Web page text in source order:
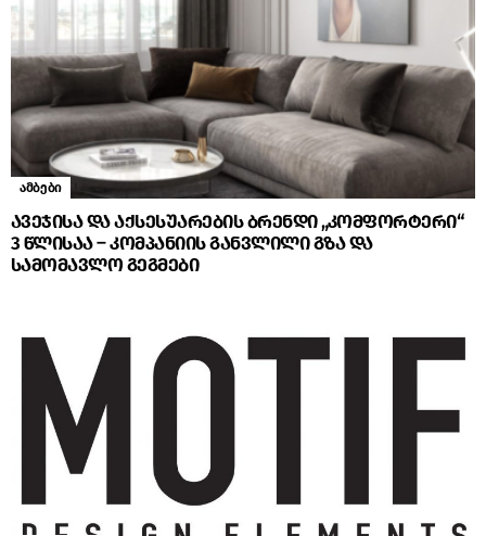
ამბები
ავეჯისა და აქსესუარების ბრენდი „კომფორტერი“
3 წლისაა – კომპანიის განვლილი გზა და
სამომავლო გეგმები